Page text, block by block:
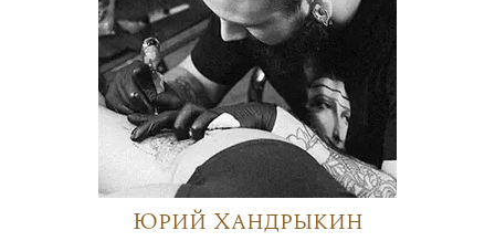
Юрий Хандрыкин